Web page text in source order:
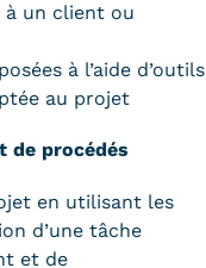
à un client ou
à l’aide d’outils
au projet
de procédés
en utilisant les
d’une tâche
et de